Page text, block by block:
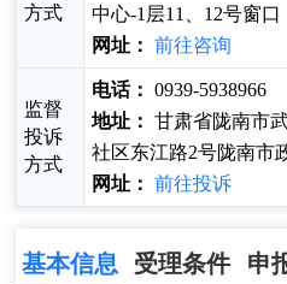
方式
中心-1层11、12号窗口
网址： 前往咨询
监督
投诉
方式
电话： 0939-5938966
地址： 甘肃省陇南市
社区东江路2号陇南市
网址： 前往投诉
基本信息 受理条件 申